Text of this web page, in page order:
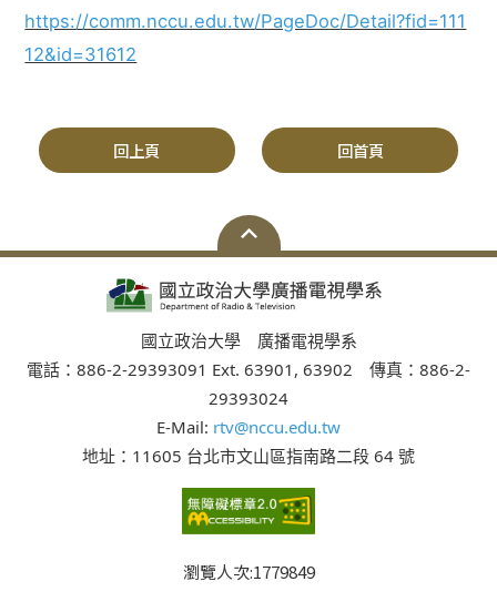
https://comm.nccu.edu.tw/PageDoc/Detail?fid=111
12&id=31612
回上頁 回首頁
國立政治大學 廣播電視學系
電話：886-2-29393091 Ext. 63901, 63902 傳真：886-2-
29393024
E-Mail: rtv@nccu.edu.tw
地址：11605 台北市文山區指南路二段 64 號
瀏覽人次:1779849